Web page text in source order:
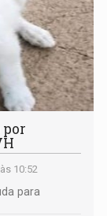
por
10:52
para